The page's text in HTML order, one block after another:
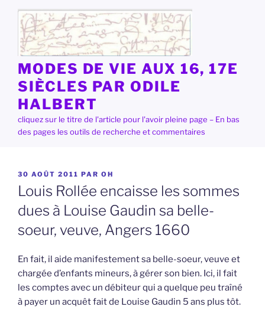
contenu
principal
MODES DE VIE AUX 16, 17E
SIÈCLES PAR ODILE
HALBERT
cliquez sur le titre de l'article pour l'avoir pleine page – En bas
des pages les outils de recherche et commentaires
PUBLIÉ
LE
30 AOÛT 2011 PAR OH
Louis Rollée encaisse les sommes
dues à Louise Gaudin sa belle-
soeur, veuve, Angers 1660
En fait, il aide manifestement sa belle-soeur, veuve et
chargée d’enfants mineurs, à gérer son bien. Ici, il fait
les comptes avec un débiteur qui a quelque peu traîné
à payer un acquêt fait de Louise Gaudin 5 ans plus tôt.